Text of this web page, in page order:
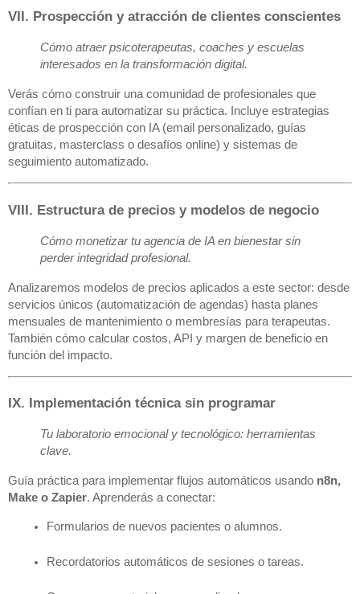
VII. Prospección y atracción de clientes conscientes
Cómo atraer psicoterapeutas, coaches y escuelas
interesados en la transformación digital.
Verás cómo construir una comunidad de profesionales que
confían en ti para automatizar su práctica. Incluye estrategias
éticas de prospección con IA (email personalizado, guías
gratuitas, masterclass o desafíos online) y sistemas de
seguimiento automatizado.
VIII. Estructura de precios y modelos de negocio
Cómo monetizar tu agencia de IA en bienestar sin
perder integridad profesional.
Analizaremos modelos de precios aplicados a este sector: desde
servicios únicos (automatización de agendas) hasta planes
mensuales de mantenimiento o membresías para terapeutas.
También cómo calcular costos, API y margen de beneficio en
función del impacto.
IX. Implementación técnica sin programar
Tu laboratorio emocional y tecnológico: herramientas
clave.
Guía práctica para implementar flujos automáticos usando n8n,
Make o Zapier. Aprenderás a conectar:
Formularios de nuevos pacientes o alumnos.
Recordatorios automáticos de sesiones o tareas.